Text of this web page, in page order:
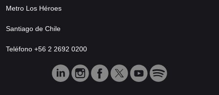
Metro Los Héroes
Santiago de Chile
Teléfono +56 2 2692 0200